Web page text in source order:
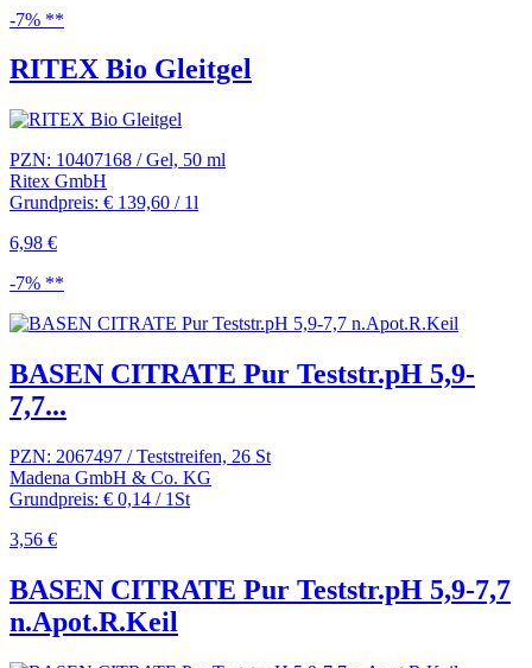
-7% **
RITEX Bio Gleitgel
PZN: 10407168 / Gel, 50 ml
Ritex GmbH
Grundpreis: € 139,60 / 1l
6,98 €
-7% **
BASEN CITRATE Pur Teststr.pH 5,9-
7,7...
PZN: 2067497 / Teststreifen, 26 St
Madena GmbH & Co. KG
Grundpreis: € 0,14 / 1St
3,56 €
BASEN CITRATE Pur Teststr.pH 5,9-7,7
n.Apot.R.Keil